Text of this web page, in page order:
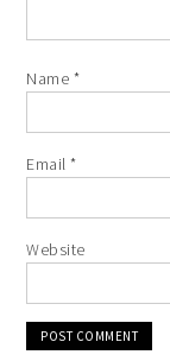
Name *
Email*
Website